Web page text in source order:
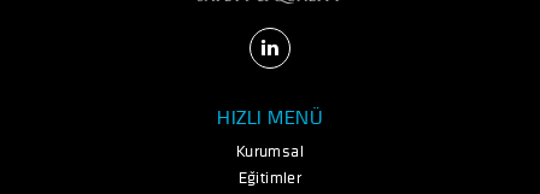
HIZLI MENÜ
Kurumsal
Eğitimler